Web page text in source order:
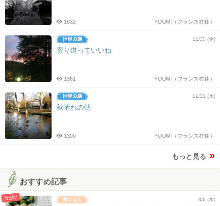
YOUMI（フランス在住）
1632
11/30 (金)
寄り道っていいね
YOUMI（フランス在住）
1361
11/21 (水)
秋晴れの朝
YOUMI（フランス在住）
1300
もっと見る
おすすめ記事
NEW 8/6 (木)